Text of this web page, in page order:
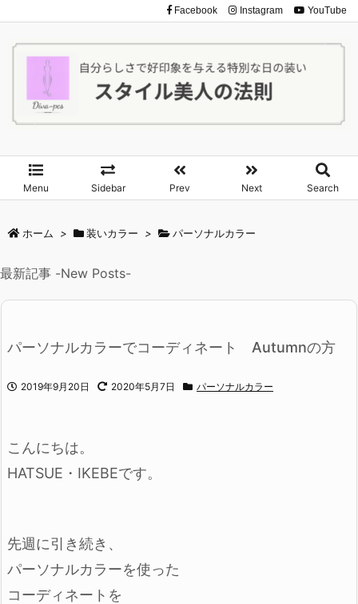
Menu Sidebar Prev Next Search
Facebook Instagram YouTube
ホーム > 装いカラー > パーソナルカラー
最新記事 -New Posts-
パーソナルカラーでコーディネート Autumnの方
2019年9月20日 2020年5月7日 パーソナルカラー
こんにちは。
HATSUE・IKEBEです。
先週に引き続き、
パーソナルカラーを使った
コーディネートを